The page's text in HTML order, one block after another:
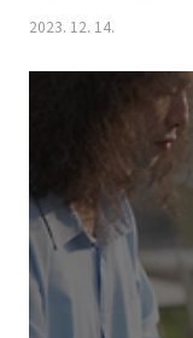
로서 뮤지컬 제작 소식에
다.관객과의 대화 열려
메리와 앨버트의 손녀
여 테일러 가문의 후손
간' 제작과 관련하여 메
양화진외국인선교사모
은 저에게 ..
2023. 12. 14.